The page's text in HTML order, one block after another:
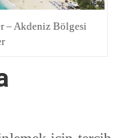
– Akdeniz Bölgesi